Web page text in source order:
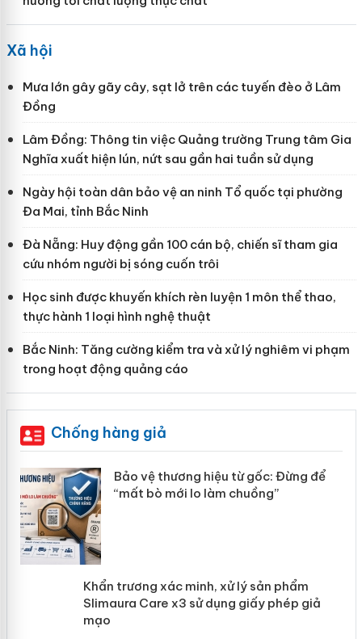
Xã hội
Mưa lớn gây gãy cây, sạt lở trên các tuyến đèo ở Lâm
Đồng
Lâm Đồng: Thông tin việc Quảng trường Trung tâm Gia
Nghĩa xuất hiện lún, nứt sau gần hai tuần sử dụng
Ngày hội toàn dân bảo vệ an ninh Tổ quốc tại phường
Đa Mai, tỉnh Bắc Ninh
Đà Nẵng: Huy động gần 100 cán bộ, chiến sĩ tham gia
cứu nhóm người bị sóng cuốn trôi
Học sinh được khuyến khích rèn luyện 1 môn thể thao,
thực hành 1 loại hình nghệ thuật
Bắc Ninh: Tăng cường kiểm tra và xử lý nghiêm vi phạm
trong hoạt động quảng cáo
Chống hàng giả
Bảo vệ thương hiệu từ gốc: Đừng để
“mất bò mới lo làm chuồng”
Khẩn trương xác minh, xử lý sản phẩm
Slimaura Care x3 sử dụng giấy phép